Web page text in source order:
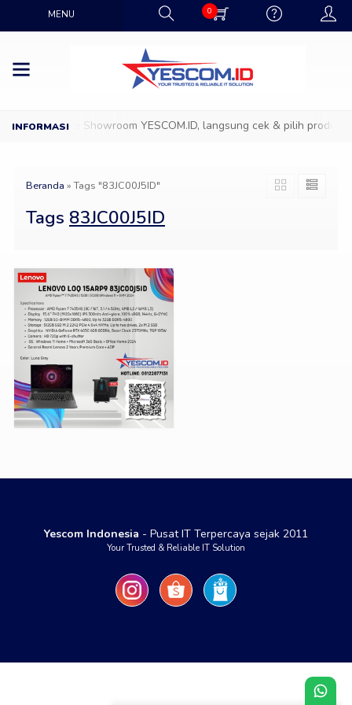
MENU 0
Datang ke Showroom YESCOM.ID, langsung cek & pilih produk
Beranda »Tags "83JC00J5ID"
Tags 83JC00J5ID
Yescom Indonesia - Pusat IT Terpercaya sejak 2011
Your Trusted & Reliable IT Solution